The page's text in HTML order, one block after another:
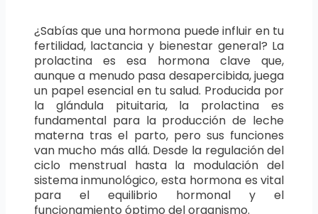
¿Sabías que una hormona puede influir en tu
fertilidad, lactancia y bienestar general? La
prolactina es esa hormona clave que,
aunque a menudo pasa desapercibida, juega
un papel esencial en tu salud. Producida por
la glándula pituitaria, la prolactina es
fundamental para la producción de leche
materna tras el parto, pero sus funciones
van mucho más allá. Desde la regulación del
ciclo menstrual hasta la modulación del
sistema inmunológico, esta hormona es vital
para el equilibrio hormonal y el
funcionamiento óptimo del organismo.